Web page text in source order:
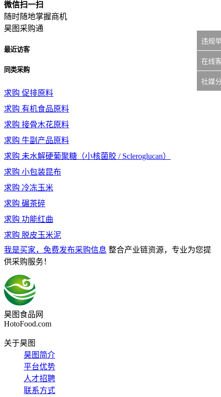
微信扫一扫
随时随地掌握商机
昊图采购通
最近访客
同类采购
求购 促排原料
求购 有机食品原料
求购 接骨木花原料
求购 牛副产品原料
求购 未水解硬葡聚糖（小核菌胶 / Scleroglucan）
求购 小包装昆布
求购 冷冻玉米
求购 碾茶碎
求购 功能红曲
求购 脱皮玉米泥
我是买家，免费发布采购信息 整合产业链资源，专业为您提
供采购服务！
违规
在线
社媒
昊图食品网
HotoFood.com
关于昊图
昊图简介
平台优势
人才招聘
联系方式